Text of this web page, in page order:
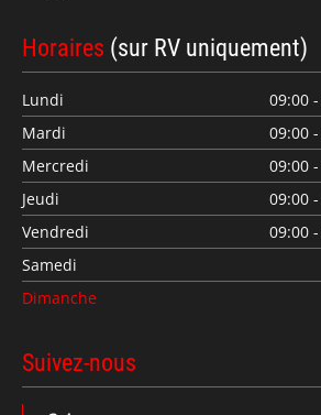
Horaires (sur RV uniquement)
Lundi
09:00
Mardi
09:00
Mercredi
09:00
Jeudi
09:00
Vendredi
09:00
Samedi
Dimanche
Suivez-nous